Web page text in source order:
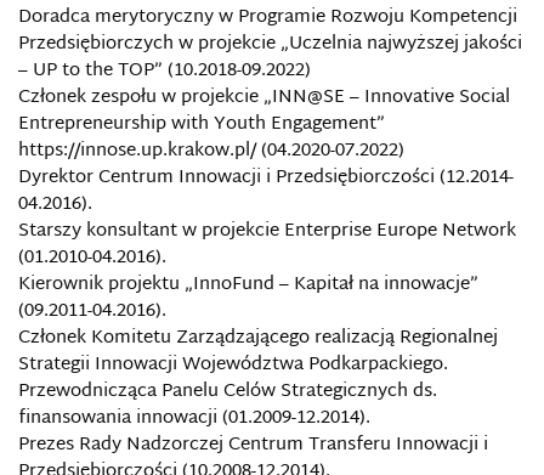
Doradca merytoryczny w Programie Rozwoju Kompetencji
Przedsiębiorczych w projekcie „Uczelnia najwyższej jakości
– UP to the TOP” (10.2018-09.2022)
Członek zespołu w projekcie „INN@SE – Innovative Social
Entrepreneurship with Youth Engagement”
https://innose.up.krakow.pl/ (04.2020-07.2022)
Dyrektor Centrum Innowacji i Przedsiębiorczości (12.2014-
04.2016).
Starszy konsultant w projekcie Enterprise Europe Network
(01.2010-04.2016).
Kierownik projektu „InnoFund – Kapitał na innowacje”
(09.2011-04.2016).
Członek Komitetu Zarządzającego realizacją Regionalnej
Strategii Innowacji Województwa Podkarpackiego.
Przewodnicząca Panelu Celów Strategicznych ds.
finansowania innowacji (01.2009-12.2014).
Prezes Rady Nadzorczej Centrum Transferu Innowacji i